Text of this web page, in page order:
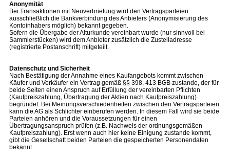
Anonymität
Bei Transaktionen mit Neuverbriefung wird den Vertragsparteien
ausschließlich die Bankverbindung des Anbieters (Anonymisierung des
Kontoinhabers möglich) bekannt gegeben.
Sofern die Übergabe der Alturkunde vereinbart wurde (nur sinnvoll bei
Sammlerstücken) wird dem Anbieter zusätzlich die Zustelladresse
(registrierte Postanschrift) mitgeteilt.
Datenschutz und Sicherheit
Nach Bestätigung der Annahme eines Kaufangebots kommt zwischen
Käufer und Verkäufer ein Vertrag gemäß §§ 398, 413 BGB zustande, der für
beide Seiten einen Anspruch auf Erfüllung der vereinbarten Pflichten
(Kaufpreiszahlung, Übertragung der Aktien nach Kaufpreiszahlung)
begründet. Bei Meinungsverschiedenheiten zwischen den Vertragsparteien
kann die AG als Schlichter einberufen werden. In diesem Fall wird sie beide
Parteien anhören und die Voraussetzungen für einen
Übertragungsanspruch prüfen (z.B. Nachweis der ordnungsgemäßen
Kaufpreiszahlung). Erst wenn auch hier keine Einigung zustande kommt,
gibt die Gesellschaft beiden Parteien die gespeicherten Personendaten
bekannt.